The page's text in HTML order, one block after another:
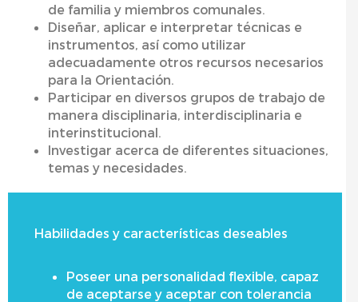
de familia y miembros comunales.
Diseñar, aplicar e interpretar técnicas e
instrumentos, así como utilizar
adecuadamente otros recursos necesarios
para la Orientación.
Participar en diversos grupos de trabajo de
manera disciplinaria, interdisciplinaria e
interinstitucional.
Investigar acerca de diferentes situaciones,
temas y necesidades.
Habilidades y características deseables
Poseer una personalidad flexible, capaz
de aceptarse y aceptar con tolerancia